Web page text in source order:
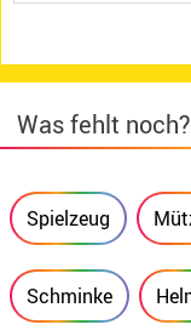
Was fehlt noch?
Spielzeug
Schminke